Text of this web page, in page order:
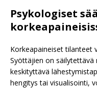
Psykologiset
Korkeapaineiset tilanteet
Syöttäjien on säilytettävä
keskityttävä
hengitys tai visualisointi,